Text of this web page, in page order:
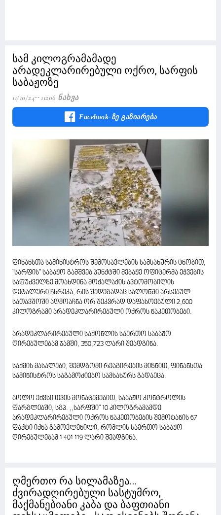
სამ კილოგრამამადე
არადეკლარირებული ოქრო, სარფის
საბაჟოზე
11/10/24 11206 Ნახვა
Facebook-Ზე Გაზიარება
ფინანსთა სამინისტროს შემოსავლების სამსახურის ცნობით,
"სარფის" საბაჟო გამშვებ პუნქტში მებაჟე ოფიცერმა ეჭვების
საფუძველზე მოახდინა მოქალაქის ავტომობილის
დეტალური ჩხრეკა, რის შედეგადაც სალონში არსებულ
სათავშოში აღმოაჩნა ორ შეკვრად დაფასოებული 2,600
კილოგრამი არადეკლარირებული ოქროს ნაკეთობები.
არადეკლარირებული საქონლის საერთო საბაჟო
ღირებულებამ ჯამში, 350,723 ლარი შეადგინა.
საქმის მასალები, შემდგომი რეაგირების მიზნით, ფინანსთა
სამინისტროს საგამოძიებო სამსახურს გადაეცა.
ბოლო ექვსი თვის მონაცემებით, საბაჟო კონტროლის
ფარგლებში, სგპ. ,,სარფში" 10 კილოგრამამდე
არადეკლარირებული ოქროს ნაკეთობების შემოტანის 67
ფაქტი იქნა გამოვლენილი, რომლის საერთო საბაჟო
ღირებულებამ 1 401 119 ლარი შეადგინა.
ღმერთო რა სილამაზეა...
ძვირადღირებული სასტუმრო,
მაქმანებიანი კაბა და ბაფთიანი